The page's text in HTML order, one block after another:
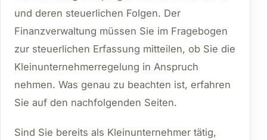
und deren steuerlichen Folgen. Der
Finanzverwaltung müssen Sie im Fragebogen
zur steuerlichen Erfassung mitteilen, ob Sie die
Kleinunternehmerregelung in Anspruch
nehmen. Was genau zu beachten ist, erfahren
Sie auf den nachfolgenden Seiten.
Sind Sie bereits als Kleinunternehmer tätig,